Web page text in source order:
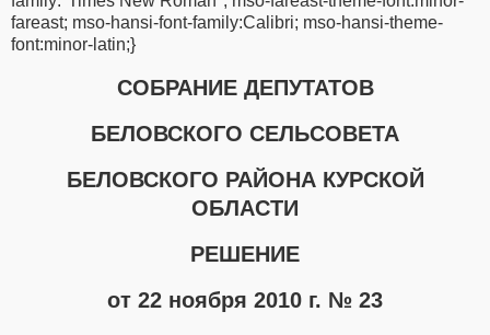
fareast; mso-hansi-font-family:Calibri; mso-hansi-theme-
font:minor-latin;}
СОБРАНИЕ ДЕПУТАТОВ
БЕЛОВСКОГО СЕЛЬСОВЕТА
БЕЛОВСКОГО РАЙОНА КУРСКОЙ
ОБЛАСТИ
РЕШЕНИЕ
от 22 ноября 2010 г. № 23